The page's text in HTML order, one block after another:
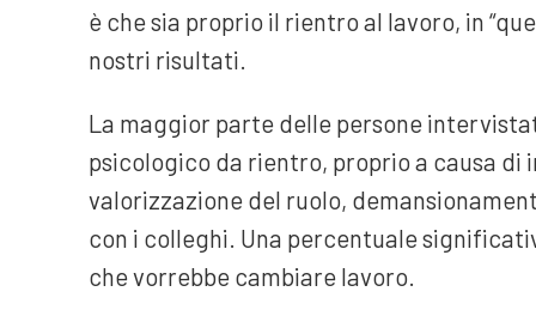
è che sia proprio il rientro al lavoro, in
nostri risultati.
La maggior parte delle persone
psicologico da rientro, proprio a causa di
valorizzazione del ruolo,
con i colleghi. Una percentuale
che vorrebbe cambiare lavoro.